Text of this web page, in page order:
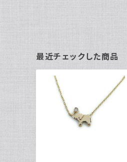
最近チェックした商品